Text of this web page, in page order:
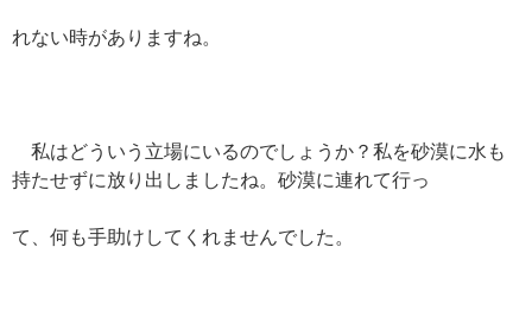
れない時がありますね。
私はどういう立場にいるのでしょうか？私を砂漠に水も
持たせずに放り出しましたね。砂漠に連れて行っ
て、何も手助けしてくれませんでした。